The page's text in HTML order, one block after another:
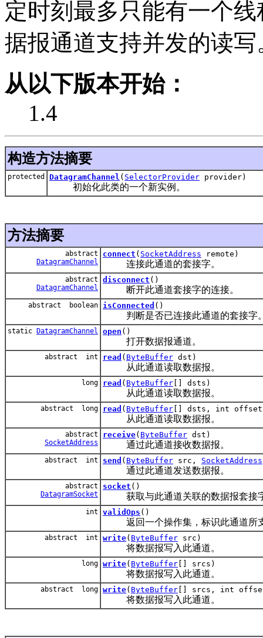
定时刻最多只能有一个
据报通道支持并发的读写
从以下版本开始：
1.4
构造方法摘要
protected DatagramChannel ( SelectorProvider provider)
初始化此类的一个新实例。
方法摘要
abstract
DatagramChannel
connect ( SocketAddress remote)
连接此通道的套接字。
abstract
DatagramChannel
disconnect ()
断开此通道套接字的连接。
abstract boolean isConnected ()
判断是否已连接此通道的套接字
static DatagramChannel open ()
打开数据报通道。
abstract int read ( ByteBuffer dst)
从此通道读取数据报。
long read ( ByteBuffer [] dsts)
从此通道读取数据报。
abstract long read ( ByteBuffer [] dsts, int
从此通道读取数据报。
abstract
SocketAddress
receive( ByteBuffer dst)
通过此通道接收数据报。
abstract int send ( ByteBuffer src, SocketAddress
通过此通道发送数据报。
abstract
DatagramSocket
socket ()
获取与此通道关联的数据报套接
int validOps ()
返回一个操作集，标识此通道所
abstract int write( ByteBuffer src)
将数据报写入此通道。
long write( ByteBuffer [] srcs)
将数据报写入此通道。
abstract long write( ByteBuffer [] srcs, int
将数据报写入此通道。